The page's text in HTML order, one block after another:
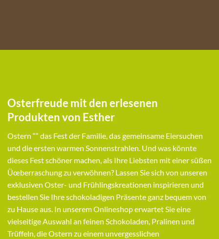
Osterfreude mit den erlesenen
Produkten von Esther
Ostern ““ das Fest der Familie, das gemeinsame Eiersuchen
und die ersten warmen Sonnenstrahlen. Und was könnte
dieses Fest schöner machen, als Ihre Liebsten mit einer süßen
Üœberraschung zu verwöhnen? Lassen Sie sich von unseren
exklusiven Oster- und Frühlingskreationen inspirieren und
bestellen Sie Ihre schokoladigen Präsente ganz bequem von
zu Hause aus. In unserem Onlineshop erwartet Sie eine
vielseitige Auswahl an feinen Schokoladen, Pralinen und
Trüffeln, die Ostern zu einem unvergesslichen